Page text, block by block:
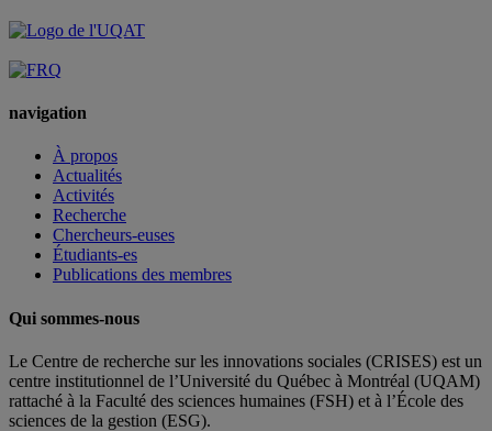
navigation
À propos
Actualités
Activités
Recherche
Chercheurs-euses
Étudiants-es
Publications des membres
Qui sommes-nous
Le Centre de recherche sur les innovations sociales (CRISES) est un
centre institutionnel de l’Université du Québec à Montréal (UQAM)
rattaché à la Faculté des sciences humaines (FSH) et à l’École des
sciences de la gestion (ESG).